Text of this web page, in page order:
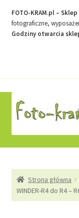
FOTO-KRAM.pl –
fotograficzne,
Godziny otwarcia
do
nawigacji
do
treści
Kontakt
Strona główna
WINDER-R4 do R4 –